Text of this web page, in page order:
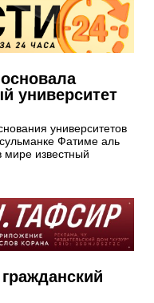
университет
университетов
Фатиме аль
мире известный